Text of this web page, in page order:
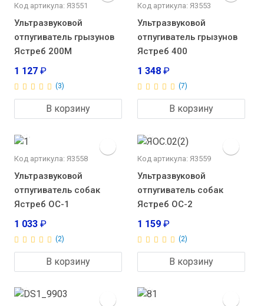
Код артикула: Я3551
Ультразвуковой
отпугиватель грызунов
Ястреб 200М
1 127 ₽
(3)
В корзину
Код артикула: Я3553
Ультразвуковой
отпугиватель грызунов
Ястреб 400
1 348 ₽
(7)
В корзину
Код артикула: Я3558
Ультразвуковой
отпугиватель собак
Ястреб ОС-1
1 033 ₽
(2)
В корзину
Код артикула: Я3559
Ультразвуковой
отпугиватель собак
Ястреб ОС-2
1 159 ₽
(2)
В корзину